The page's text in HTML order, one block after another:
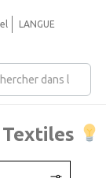
LANGUE